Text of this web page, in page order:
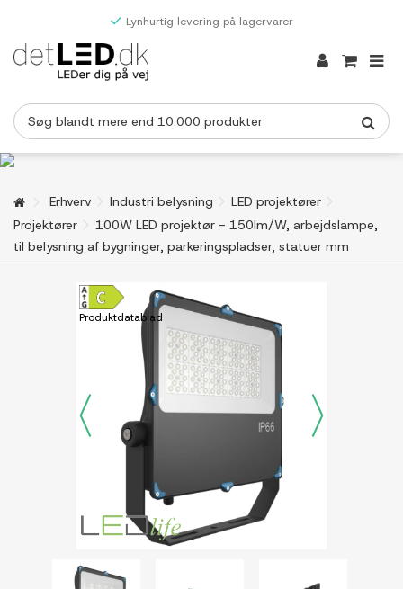
Lynhurtig levering på lagervarer
Erhverv Industri belysning
LED projektører
Projektører
100W LED projektør - 150lm/W, arbejdslampe,
til belysning af bygninger, parkeringspladser, statuer mm
Produktdatablad